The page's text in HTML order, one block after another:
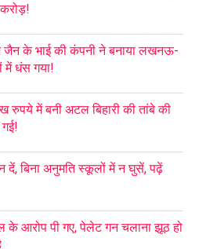
जैन के भाई की कंपनी ने बनाया लखनऊ-
में धंस गया!
में बनी अटल बिहारी की तांबे की
गई!
दें, बिना अनुमति स्कूलों में न घुसें, पढ़ें
आरोप पी गए, पेलेट गन चलाना झूठ हो